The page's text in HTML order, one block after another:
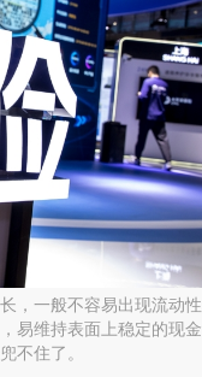
，一般不容易出现流动
易维持表面上稳定的现金
不住了。